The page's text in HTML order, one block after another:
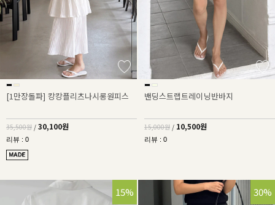
[1만장돌파] 캉캉플리츠나시롱원피스
35,500원 / 30,100원
리뷰 : 0
밴딩스트랩트레이닝반바지
15,000원 / 10,500원
리뷰 : 0
15% 30%